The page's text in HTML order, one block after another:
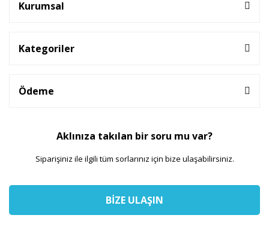
Kurumsal
Kategoriler
Ödeme
Aklınıza takılan bir soru mu var?
Siparişiniz ile ilgili tüm sorlarınız için bize ulaşabilirsiniz.
BİZE ULAŞIN